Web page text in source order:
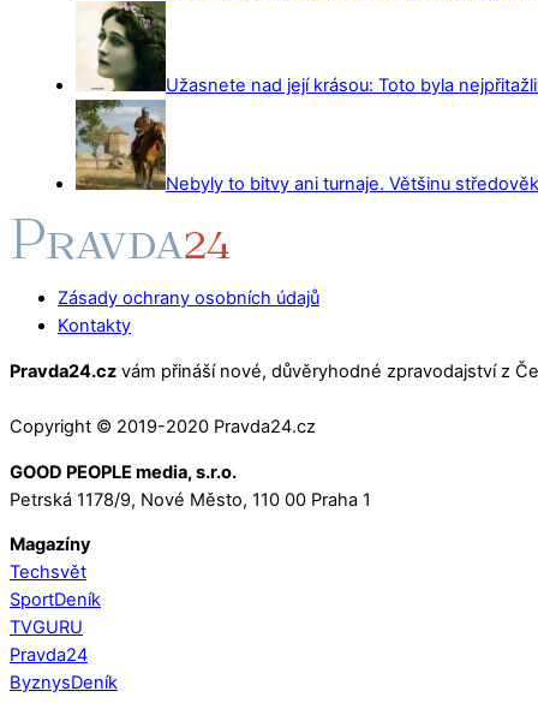
Užasnete nad její krásou: Toto byla
Nebyly to bitvy ani turnaje. Většinu
Zásady ochrany osobních údajů
Kontakty
Pravda24.cz vám přináší nové, důvěryhodné zpravodajství z
Copyright © 2019-2020 Pravda24.cz
GOOD PEOPLE media, s.r.o.
Petrská 1178/9, Nové Město, 110 00 Praha 1
Magazíny
Techsvět
SportDeník
TVGURU
Pravda24
ByznysDeník